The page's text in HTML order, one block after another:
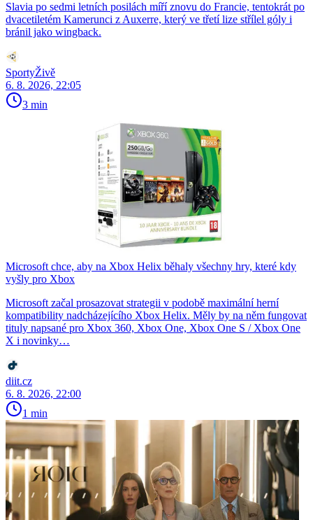
Slavia po sedmi letních posilách míří znovu do Francie, tentokrát po
dvacetiletém Kamerunci z Auxerre, který ve třetí lize střílel góly i
bránil jako wingback.
SportyŽivě
6. 8. 2026, 22:05
3 min
Microsoft chce, aby na Xbox Helix běhaly všechny hry, které kdy
vyšly pro Xbox
Microsoft začal prosazovat strategii v podobě maximální herní
kompatibility nadcházejícího Xbox Helix. Měly by na něm fungovat
tituly napsané pro Xbox 360, Xbox One, Xbox One S / Xbox One
X i novinky…
diit.cz
6. 8. 2026, 22:00
1 min